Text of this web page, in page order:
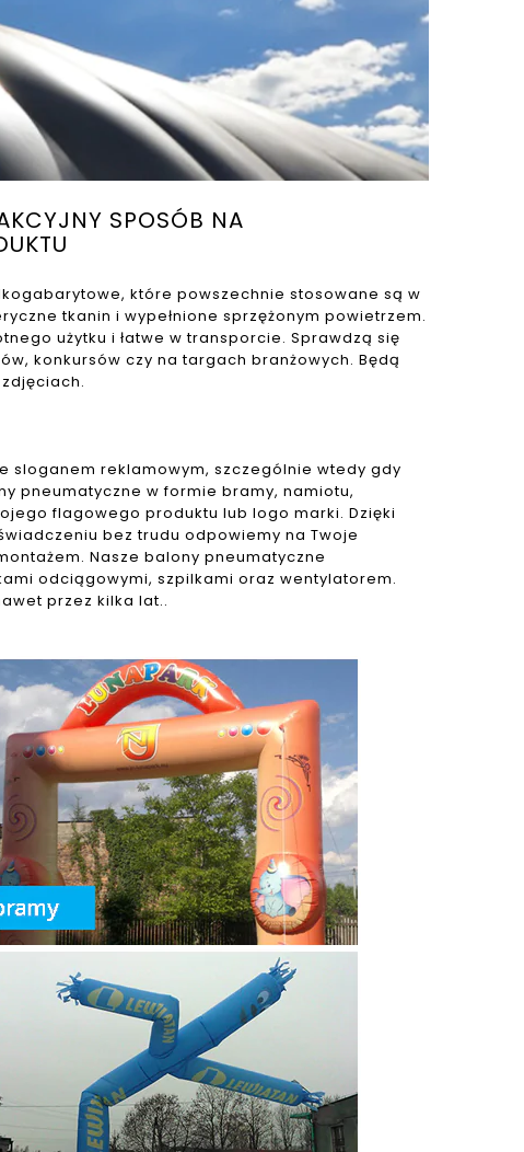
SPOSÓB NA
które powszechnie stosowane są w
tkanin i wypełnione sprzężonym powietrzem.
użytku i łatwe w transporcie. Sprawdzą się
konkursów czy na targach branżowych. Będą
sloganem reklamowym, szczególnie wtedy gdy
pneumatyczne w formie bramy, namiotu,
flagowego produktu lub logo marki. Dzięki
bez trudu odpowiemy na Twoje
Nasze balony pneumatyczne
odciągowymi, szpilkami oraz wentylatorem.
przez kilka lat..